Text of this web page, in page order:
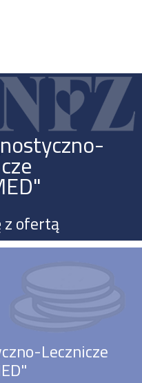
z ofertą
Lecznicze